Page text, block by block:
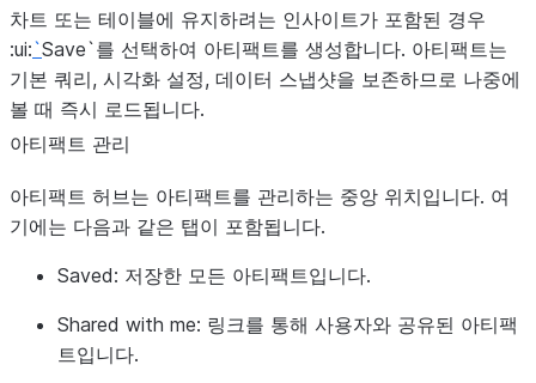
차트 또는 테이블에 유지하려는 인사이트가 포함된 경우
:ui:`Save`를 선택하여 아티팩트를 생성합니다. 아티팩트는
기본 쿼리, 시각화 설정, 데이터 스냅샷을 보존하므로 나중에
볼 때 즉시 로드됩니다.
아티팩트 관리
아티팩트 허브는 아티팩트를 관리하는 중앙 위치입니다. 여
기에는 다음과 같은 탭이 포함됩니다.
Saved: 저장한 모든 아티팩트입니다.
Shared with me: 링크를 통해 사용자와 공유된 아티팩
트입니다.